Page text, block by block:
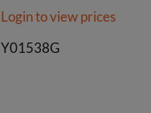
Login to view prices
Y01538G